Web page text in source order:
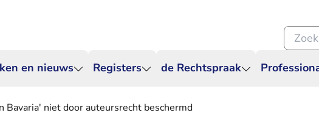
en nieuws Registers de Rechtspraak
Zoeken
Bavaria' niet door auteursrecht beschermd